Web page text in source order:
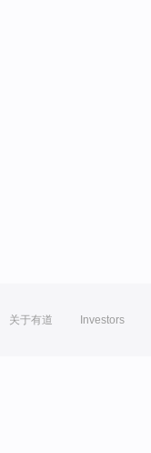
关于有道 Investors